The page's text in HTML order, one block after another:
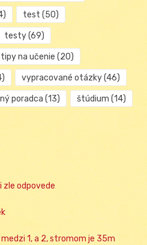
test (50)
testy(69)
tipy na učenie (20)
vypracované otázky(46)
poradca (13) štúdium (14)
odpovede
1, a 2, stromom je 35m